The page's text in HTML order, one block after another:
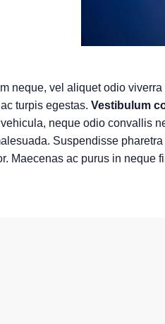
neque, vel aliquet odio
turpis egestas. Vestibulum
neque odio convallis
Suspendisse
Maecenas ac purus in